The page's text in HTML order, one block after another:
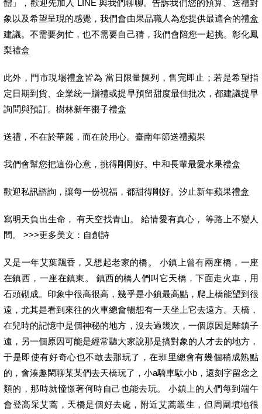
體」，歡迎先加入 LINE 與我們聊聊。告訴我們您的預算、送禮對
象以及希望呈現的感覺，我們會由果品職人為您提供最適合的禮盒
建議。不需要匆忙，也不需要自己猜，我們會陪您一起挑。彰化鳳
梨禮盒
此外，門市現場禮盒皆為 當日限量陳列，售完即止；若是希望指
定日期到貨、企業統一贈禮或提早預留甜度最佳批次，都建議提早
詢問與預訂。樹林新年棗子禮盒
送禮，不在於華麗，而在於用心。臺南年節送禮蘋果
我們會幫您把這份心意，挑得剛剛好。中和長輩最愛水果禮盒
歡迎私訊諮詢，讓每一份祝福，都甜得剛好。汐止新年蘋果禮盒
寫明天負出生命， 有天空找青山。 給情愛有真心， 等路上不變人
間。 >>>更多美文：自創詩
又是一年艾葉飄香，又想起老家的橋。 小鎮上曾有兩座橋，一座
在鎮西，一座在鎮東。 鎮西的橋人們叫它天橋，下面走火車，用
石頭砌成。印象中很高很高，幾乎是小鎮最高點，爬上橋能望到很
遠，尤其是看到來往的火車總會暢想有一天坐上它去遠方。天橋，
在兒時的記憶中是個神秘的地方，沒去過幾次，一個原因是離鎮子
遠，另一個原因可能是經常聽大家說那是搞對象的人才去的地方，
于是即使有好奇心也不敢去那玩了，在班里總會有幾個稍成熟點
的，會湊趣閑聊某某們去天橋玩了，小a騎車馱小b，還刻字留念之
類的，那時就憧憬著何時自己也能去玩。 小鎮上的人們每到端午
會登高采艾蒿，天橋是個好去處，附近艾蒿叢生，但周圍墳地很